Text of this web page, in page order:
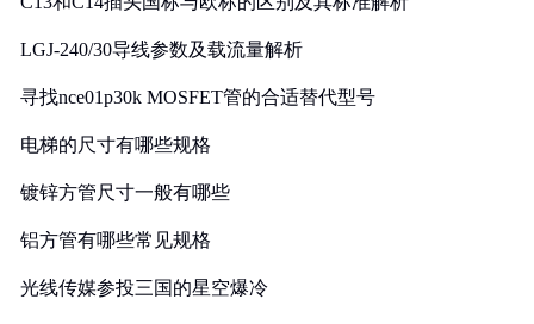
LGJ-240/30导线参数及载流量解析
寻找nce01p30k MOSFET管的合适替代型号
电梯的尺寸有哪些规格
镀锌方管尺寸一般有哪些
铝方管有哪些常见规格
光线传媒参投三国的星空爆冷